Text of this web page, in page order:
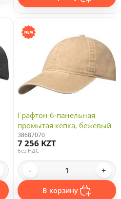
Графтон 6-панельная
промытая кепка, бежевый
38687070
7 256 KZT
без НДС
- +
В корзину